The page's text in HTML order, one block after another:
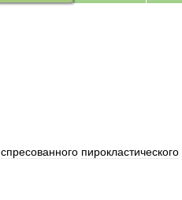
спресованного пирокластического